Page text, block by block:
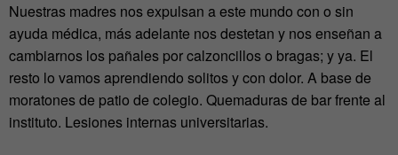
Nuestras madres nos expulsan a este mundo con o sin
ayuda médica, más adelante nos destetan y nos enseñan a
cambiarnos los pañales por calzoncillos o bragas; y ya. El
resto lo vamos aprendiendo solitos y con dolor. A base de
moratones de patio de colegio. Quemaduras de bar frente al
instituto. Lesiones internas universitarias.